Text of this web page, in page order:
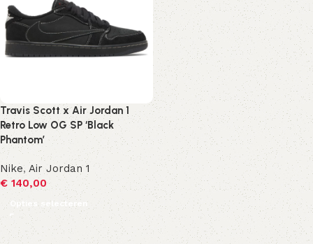
Travis Scott x Air Jordan 1
Retro Low OG SP ‘Black
Phantom’
Nike, Air Jordan 1
€ 140,00
Opties selecteren